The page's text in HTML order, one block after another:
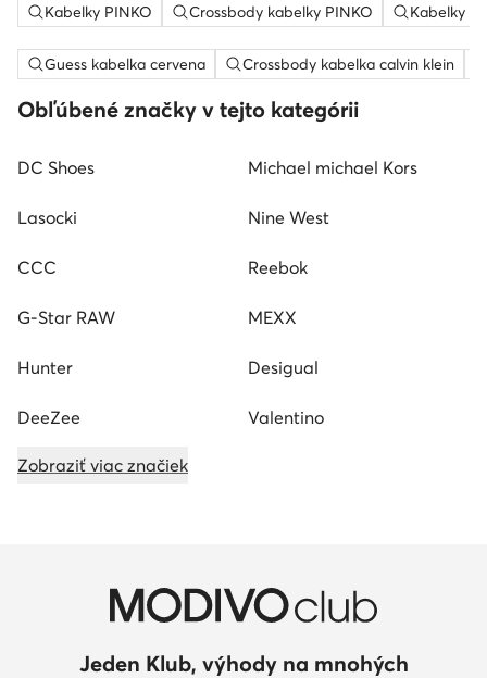
Kabelky PINKO Crossbody kabelky PINKO Kabelky
Guess kabelka cervena Crossbody kabelka calvin klein
Obľúbené značky v tejto kategórii
DC Shoes Michael michael Kors
Lasocki Nine West
CCC Reebok
G-Star RAW MEXX
Hunter Desigual
DeeZee Valentino
Zobraziť viac značiek
Jeden Klub, výhody na mnohých